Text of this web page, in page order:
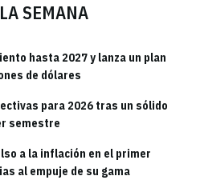
SEMANA
hasta 2027 y lanza un plan
de dólares
para 2026 tras un sólido
semestre
a la inflación en el primer
al empuje de su gama